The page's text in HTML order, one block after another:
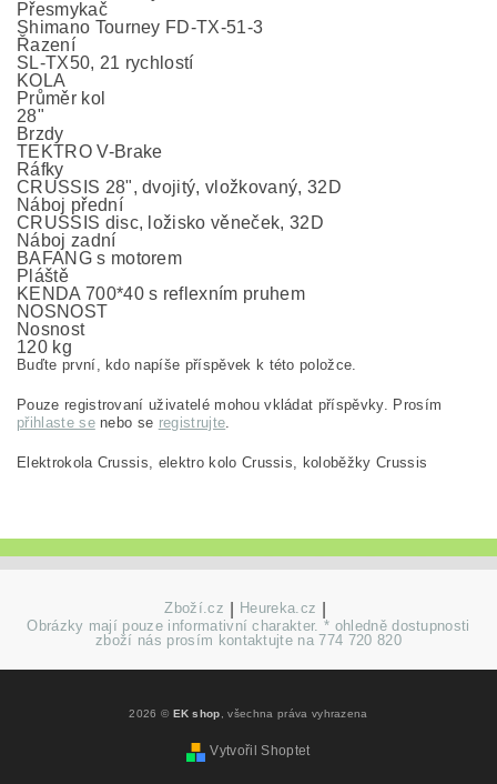
Přesmykač
Shimano Tourney FD-TX-51-3
Řazení
SL-TX50, 21 rychlostí
KOLA
Průměr kol
28"
Brzdy
TEKTRO V-Brake
Ráfky
CRUSSIS 28", dvojitý, vložkovaný, 32D
Náboj přední
CRUSSIS disc, ložisko věneček, 32D
Náboj zadní
BAFANG s motorem
Pláště
KENDA 700*40 s reflexním pruhem
NOSNOST
Nosnost
120 kg
Buďte první, kdo napíše příspěvek k této položce.
Pouze registrovaní uživatelé mohou vkládat příspěvky. Prosím
přihlaste senebo se registrujte.
Elektrokola Crussis, elektro kolo Crussis, koloběžky Crussis
Zboží.cz Heureka.cz
Obrázky mají pouze informativní charakter. * ohledně dostupnosti
zboží nás prosím kontaktujte na 774 720 820
2026 © EK shop, všechna práva vyhrazena
Vytvořil Shoptet